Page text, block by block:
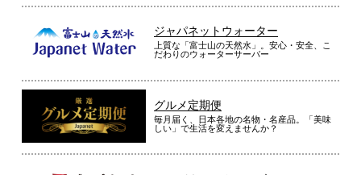
ジャパネットウォーター
上質な「富士山の天然水」。安心・安全、こ
だわりのウォーターサーバー
グルメ定期便
毎月届く、日本各地の名物・名産品。「美味
しい」で生活を変えませんか？